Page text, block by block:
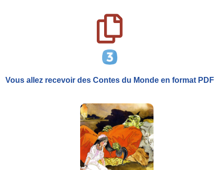
Vous allez recevoir des Contes du Monde en format PDF